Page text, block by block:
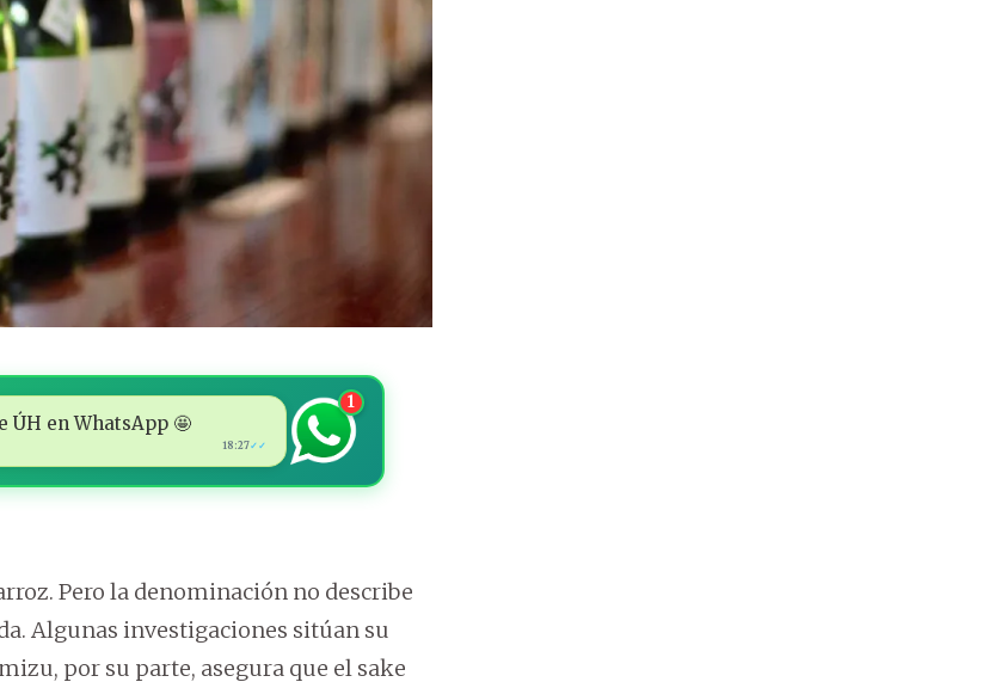
ÚH en WhatsApp 🤩
18:27✓✓
1
Pero la denominación no describe
Algunas investigaciones sitúan su
por su parte, asegura que el sake